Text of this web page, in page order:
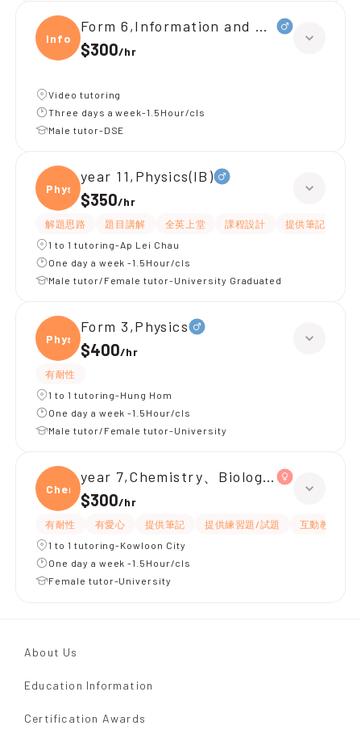
Infor
Form 6,Information and
$300/hr
Video tutoring
Three days a week-1.5Hour/cls
Male tutor-DSE
Physi
year 11,Physics(IB)
$350/hr
解題思路 題目講解 全英上堂 課程設計 提供筆記
1 to 1 tutoring-Ap Lei Chau
One day a week -1.5Hour/cls
Male tutor/Female tutor-University Graduated
Physi
Form 3,Physics
$400/hr
有耐性
1 to 1 tutoring-Hung Hom
One day a week -1.5Hour/cls
Male tutor/Female tutor-University
Chemi
year 7,Chemistry、Biology、Physics
$300/hr
有耐性 有愛心 提供筆記 提供練習題/試題 互動教學
1 to 1 tutoring-Kowloon City
One day a week -1.5Hour/cls
Female tutor-University
About Us
Education Information
Certification Awards